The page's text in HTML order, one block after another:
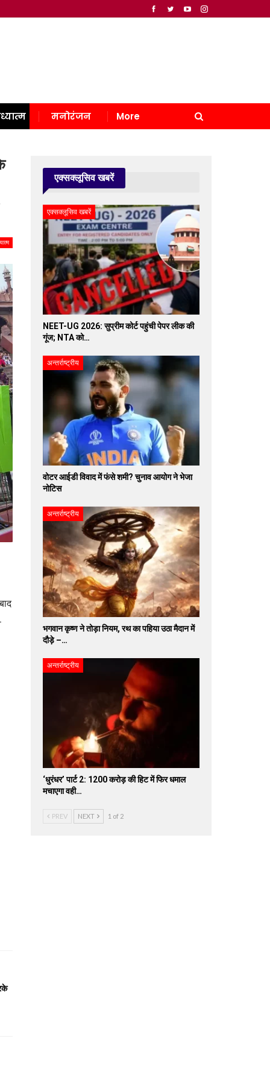
मनोरंजन More
एक्सक्लूसिव खबरें
एक्सक्लूसिव खबरें
NEET-UG 2026: सुप्रीम कोर्ट पहुंची पेपर लीक की
गूंज; NTA को…
अन्तर्राष्ट्रीय
वोटर आईडी विवाद में फंसे शमी? चुनाव आयोग ने भेजा
नोटिस
अन्तर्राष्ट्रीय
भगवान कृष्ण ने तोड़ा नियम, रथ का पहिया उठा मैदान में
दौड़े –…
अन्तर्राष्ट्रीय
‘धुरंधर’ पार्ट 2: 1200 करोड़ की हिट में फिर धमाल
मचाएगा वही…
PREV NEXT 1 of 2